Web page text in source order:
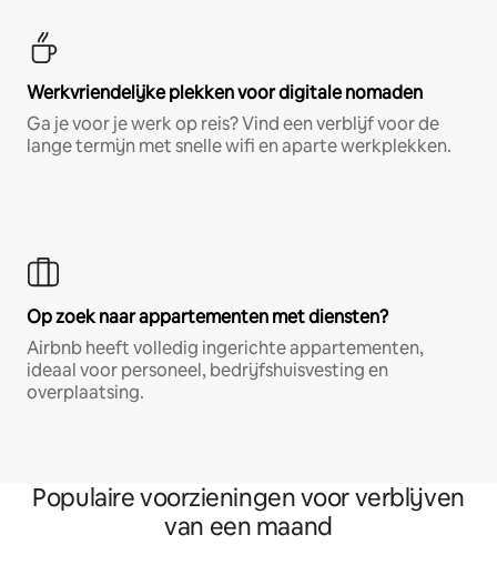
Werkvriendelijke plekken voor digitale nomaden
Ga je voor je werk op reis? Vind een verblijf voor de
lange termijn met snelle wifi en aparte werkplekken.
Op zoek naar appartementen met diensten?
Airbnb heeft volledig ingerichte appartementen,
ideaal voor personeel, bedrijfshuisvesting en
overplaatsing.
Populaire voorzieningen voor verblijven
van een maand